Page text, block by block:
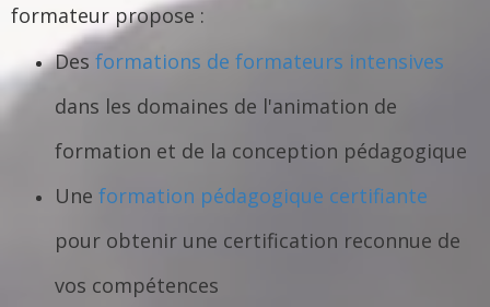
formateur propose :
Des formations de formateurs intensives
dans les domaines de l'animation de
formation et de la conception pédagogique
Une formation pédagogique certifiante
pour obtenir une certification reconnue de
vos compétences